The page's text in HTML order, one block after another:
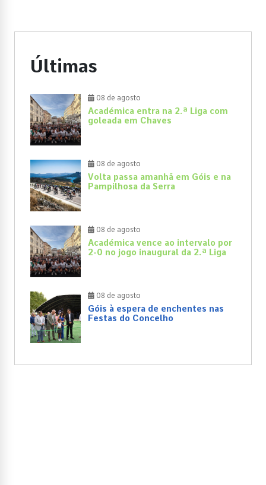
Últimas
08 de agosto
Académica entra na 2.ª Liga com
goleada em Chaves
08 de agosto
Volta passa amanhã em Góis e na
Pampilhosa da Serra
08 de agosto
Académica vence ao intervalo por
2-0 no jogo inaugural da 2.ª Liga
08 de agosto
Góis à espera de enchentes nas
Festas do Concelho